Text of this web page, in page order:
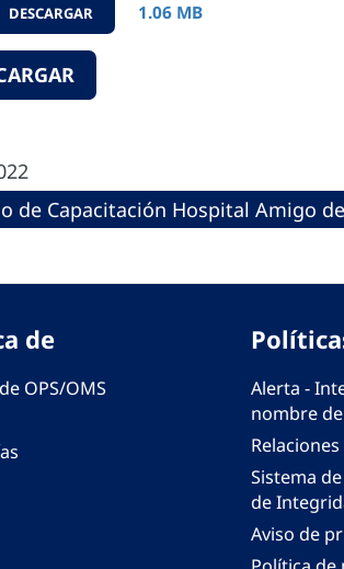
DESCARGAR 1.06 MB
de Capacitación Hospital Amigo
de
OPS/OMS
Alerta -
nombre
Sistema
de
Aviso de